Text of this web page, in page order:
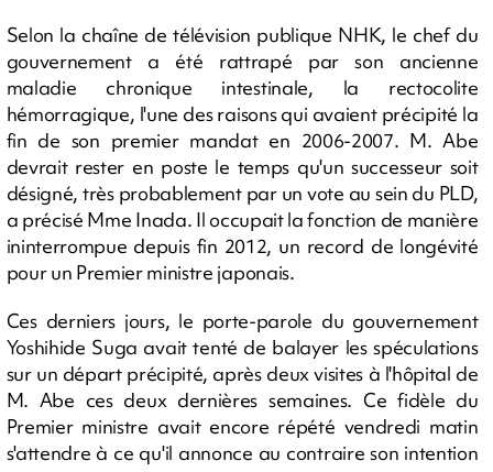
Selon la chaîne de télévision publique NHK, le chef du
gouvernement a été rattrapé par son ancienne
maladie chronique intestinale, la rectocolite
hémorragique, l'une des raisons qui avaient précipité la
fin de son premier mandat en 2006-2007. M. Abe
devrait rester en poste le temps qu'un successeur soit
désigné, très probablement par un vote au sein du PLD,
a précisé Mme Inada. Il occupait la fonction de manière
ininterrompue depuis fin 2012, un record de longévité
pour un Premier ministre japonais.
Ces derniers jours, le porte-parole du gouvernement
Yoshihide Suga avait tenté de balayer les spéculations
sur un départ précipité, après deux visites à l'hôpital de
M. Abe ces deux dernières semaines. Ce fidèle du
Premier ministre avait encore répété vendredi matin
s'attendre à ce qu'il annonce au contraire son intention